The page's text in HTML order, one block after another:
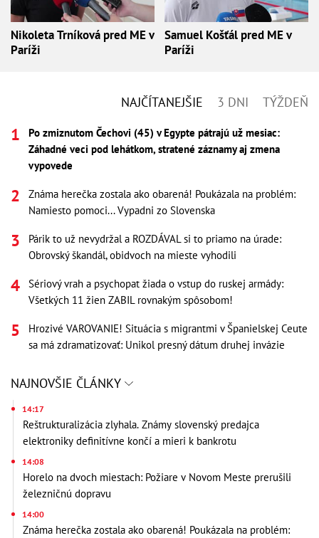
Nikoleta Trníková pred ME v
Paríži
Samuel Košťál pred ME v
Paríži
NAJČÍTANEJŠIE 3 DNI TÝŽDEŇ
Po zmiznutom Čechovi (45) v Egypte pátrajú už mesiac:
Záhadné veci pod lehátkom, stratené záznamy aj zmena
vypovede
Známa herečka zostala ako obarená! Poukázala na problém:
Namiesto pomoci... Vypadni zo Slovenska
Párik to už nevydržal a ROZDÁVAL si to priamo na úrade:
Obrovský škandál, obidvoch na mieste vyhodili
Sériový vrah a psychopat žiada o vstup do ruskej armády:
Všetkých 11 žien ZABIL rovnakým spôsobom!
Hrozivé VAROVANIE! Situácia s migrantmi v Španielskej Ceute
sa má zdramatizovať: Unikol presný dátum druhej invázie
NAJNOVŠIE ČLÁNKY
14:17
Reštrukturalizácia zlyhala. Známy slovenský predajca
elektroniky definitívne končí a mieri k bankrotu
14:08
Horelo na dvoch miestach: Požiare v Novom Meste prerušili
železničnú dopravu
14:00
Známa herečka zostala ako obarená! Poukázala na problém: